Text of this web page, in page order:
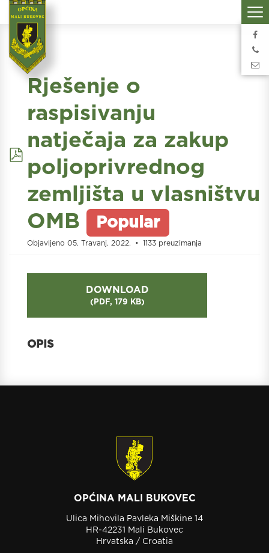
pdf
Rješenje o
raspisivanju
natječaja za zakup
poljoprivrednog
zemljišta u vlasništvu
OMB
Popular
Objavljeno 05. Travanj. 2022. 1133 preuzimanja
DOWNLOAD
( PDF, 179 KB)
OPĆINA MALI BUKOVEC
Ulica Mihovila Pavleka Miškine 14
HR-42231 Mali Bukovec
Hrvatska / Croatia